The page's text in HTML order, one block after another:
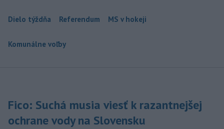
Dielo týždňa Referendum MS v hokeji
Komunálne voľby
Fico: Suchá musia viesť k razantnejšej
ochrane vody na Slovensku